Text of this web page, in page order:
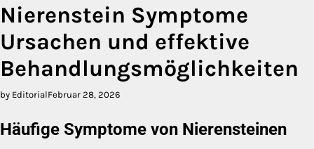
Nierenstein Symptome
Ursachen und effektive
Behandlungsmöglichkeiten
by EditorialFebruar 28, 2026
Häufige Symptome von Nierensteinen